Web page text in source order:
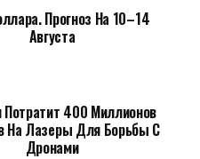
Прогноз На 10–14
Августа
Потратит 400 Миллионов
На Лазеры Для Борьбы С
Дронами